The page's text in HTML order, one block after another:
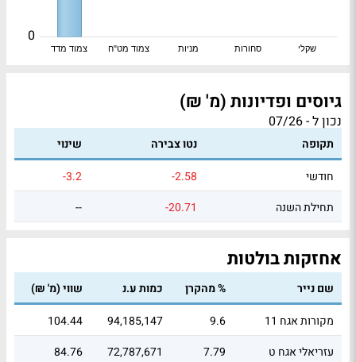
צמוד מדד צמוד מט"ח מניות סחורות שקלי
0
גיוסים ופדיונות (מ' ₪)
נכון ל - 07/26
תקופה נטו צבירה
שינוי
חודשי
-2.58
-3.2
תחילת השנה
-20.71
--
אחזקות בולטות
שם נייר % מהקרן כמות ע.נ
שווי (מ' ₪)
מקורות אגח 11
9.6
94,185,147
104.44
עזריאלי אגח ט
7.79
72,787,671
84.76